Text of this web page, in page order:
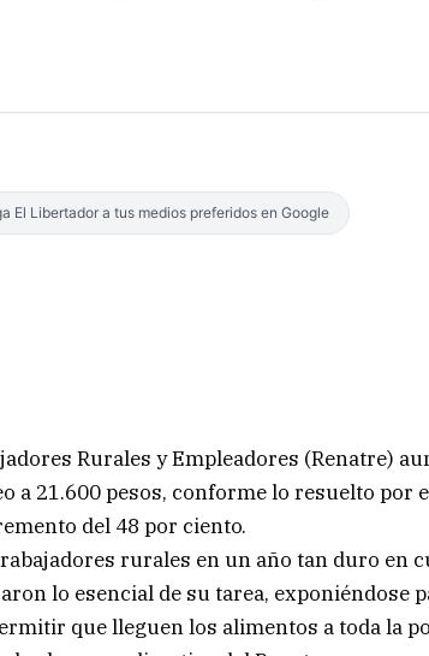
El Libertador a tus medios preferidos en Google
Rurales y Empleadores (Renatre)
a 21.600 pesos, conforme lo resuelto por
del 48 por ciento.
rurales en un año tan duro en
lo esencial de su tarea, exponiéndose
que lleguen los alimentos a toda la